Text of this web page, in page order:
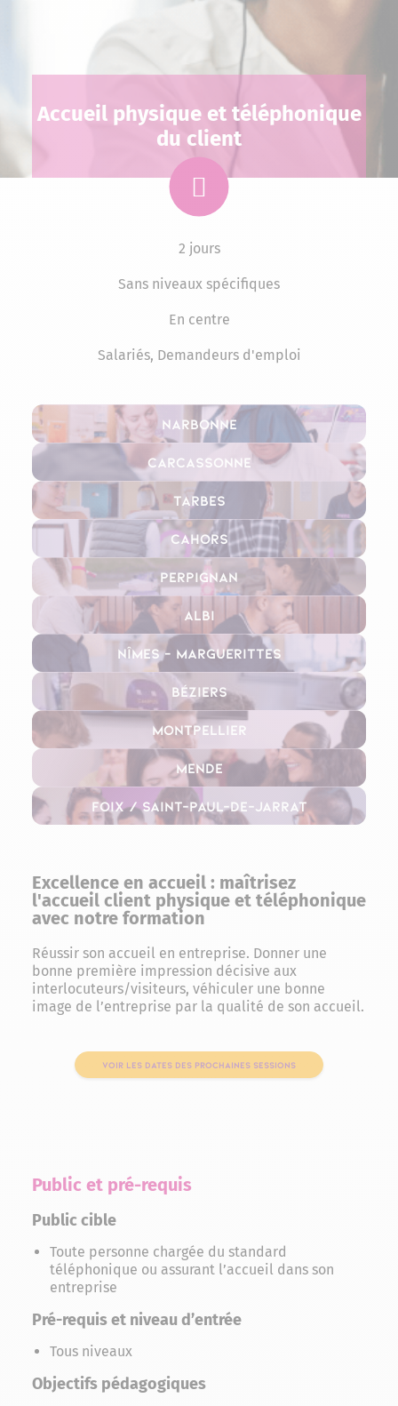
Accueil physique et téléphonique​
du client
2 jours
Sans niveaux spécifiques
En centre
Salariés, Demandeurs d'emploi
Narbonne
Carcassonne
Tarbes
Cahors
Perpignan
Albi
Nîmes – Marguerittes
Béziers
Montpellier
Mende
Foix / Saint-Paul-de-Jarrat
Excellence en accueil : maîtrisez
l'accueil client physique et téléphonique
avec notre formation
Réussir son accueil en entreprise. Donner une
bonne première impression décisive aux
interlocuteurs/visiteurs, véhiculer une bonne
image de l’entreprise par la qualité de son accueil.
VOIR LES DATES DES PROCHAINES SESSIONS
Public et pré-requis
Public cible
Toute personne chargée du standard
téléphonique ou assurant l’accueil dans son
entreprise
Pré-requis et niveau d’entrée
Tous niveaux
Objectifs pédagogiques